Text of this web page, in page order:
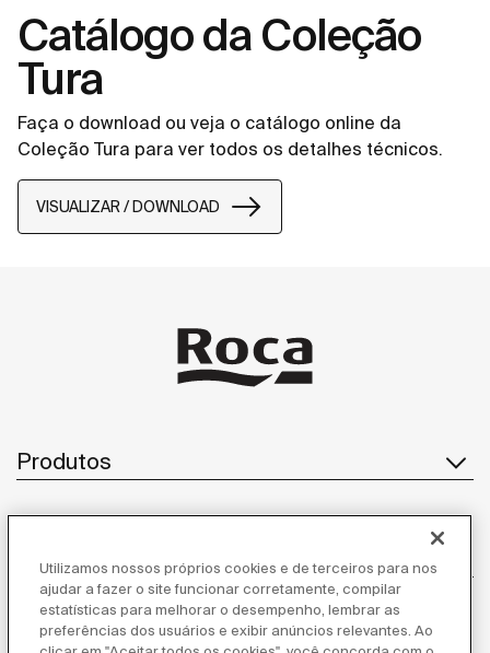
Catálogo da Coleção
Tura
Faça o download ou veja o catálogo online da
Coleção Tura para ver todos os detalhes técnicos.
VISUALIZAR / DOWNLOAD
Produtos
Atendimento ao cliente
Utilizamos nossos próprios cookies e de terceiros para nos
ajudar a fazer o site funcionar corretamente, compilar
estatísticas para melhorar o desempenho, lembrar as
preferências dos usuários e exibir anúncios relevantes. Ao